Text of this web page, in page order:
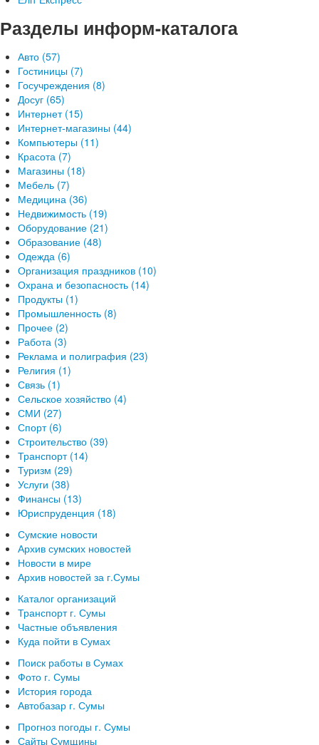
Разделы информ-каталога
Авто (57)
Гостиницы (7)
Госучреждения (8)
Досуг (65)
Интернет (15)
Интернет-магазины (44)
Компьютеры (11)
Красота (7)
Магазины (18)
Мебель (7)
Медицина (36)
Недвижимость (19)
Оборудование (21)
Образование (48)
Одежда (6)
Организация праздников (10)
Охрана и безопасность (14)
Продукты (1)
Промышленность (8)
Прочее (2)
Работа (3)
Реклама и полиграфия (23)
Религия (1)
Связь (1)
Сельское хозяйство (4)
СМИ (27)
Спорт (6)
Строительство (39)
Транспорт (14)
Туризм (29)
Услуги (38)
Финансы (13)
Юриспруденция (18)
Сумские новости
Архив сумских новостей
Новости в мире
Архив новостей за г.Сумы
Каталог организаций
Транспорт г. Сумы
Частные объявления
Куда пойти в Сумах
Поиск работы в Сумах
Фото г. Сумы
История города
Автобазар г. Сумы
Прогноз погоды г. Сумы
Сайты Сумщины